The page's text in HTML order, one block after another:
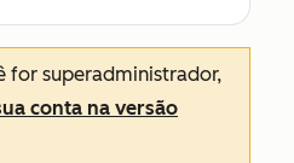
for superadministrador,
conta na versão